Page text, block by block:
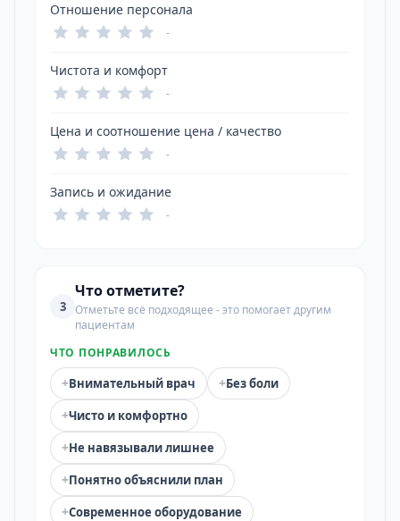
Отношение персонала
-
Чистота и комфорт
-
Цена и соотношение цена / качество
-
Запись и ожидание
-
3
Что отметите?
Отметьте всё подходящее - это помогает другим
пациентам
ЧТО ПОНРАВИЛОСЬ
+Внимательный врач +Без боли
+Чисто и комфортно
+Не навязывали лишнее
+Понятно объяснили план
+Современное оборудование